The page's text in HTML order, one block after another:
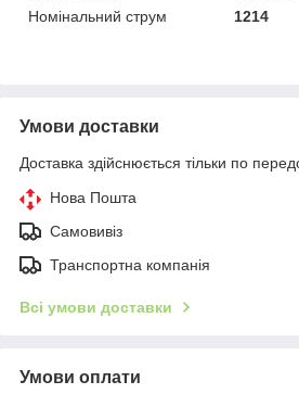
Номінальний струм
1214
Умови доставки
Доставка здійснюється тільки по
Нова Пошта
Самовивіз
Транспортна компанія
Всі умови доставки
Умови оплати